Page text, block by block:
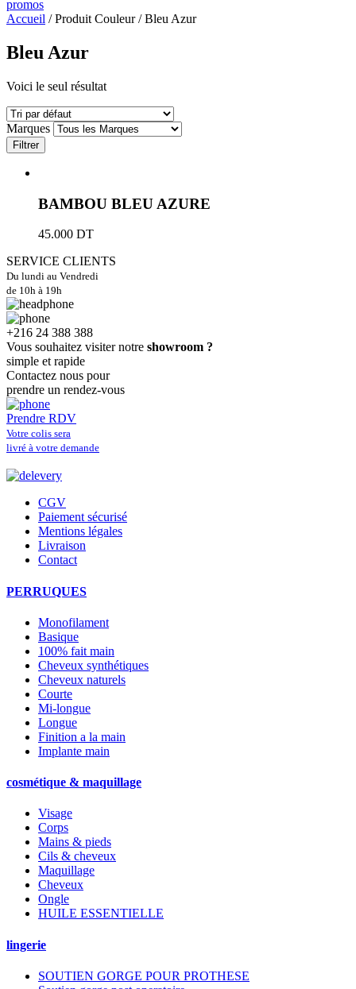
promos
Accueil / Produit Couleur / Bleu Azur
Bleu Azur
Voici le seul résultat
Marques
Filtrer
BAMBOU BLEU AZURE
45.000 DT
SERVICE CLIENTS
Du lundi au Vendredi
de 10h à 19h
+216 24 388 388
Vous souhaitez visiter notre showroom ?
simple et rapide
Contactez nous pour
prendre un rendez-vous
Prendre RDV
Votre colis sera
livré à votre demande
CGV
Paiement sécurisé
Mentions légales
Livraison
Contact
PERRUQUES
Monofilament
Basique
100% fait main
Cheveux synthétiques
Cheveux naturels
Courte
Mi-longue
Longue
Finition a la main
Implante main
cosmétique & maquillage
Visage
Corps
Mains & pieds
Cils & cheveux
Maquillage
Cheveux
Ongle
HUILE ESSENTIELLE
lingerie
SOUTIEN GORGE POUR PROTHESE